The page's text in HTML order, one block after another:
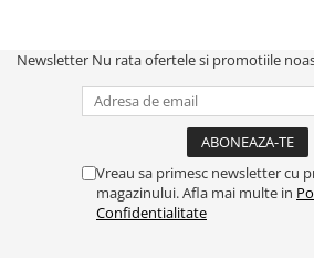
Newsletter Nu rata ofertele si promotiile
Vreau sa primesc newsletter cu
magazinului. Afla mai multe in
Confidentialitate